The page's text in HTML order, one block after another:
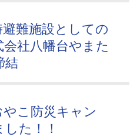
難施設としての
社八幡台やまた
結
こ防災キャン
た！！